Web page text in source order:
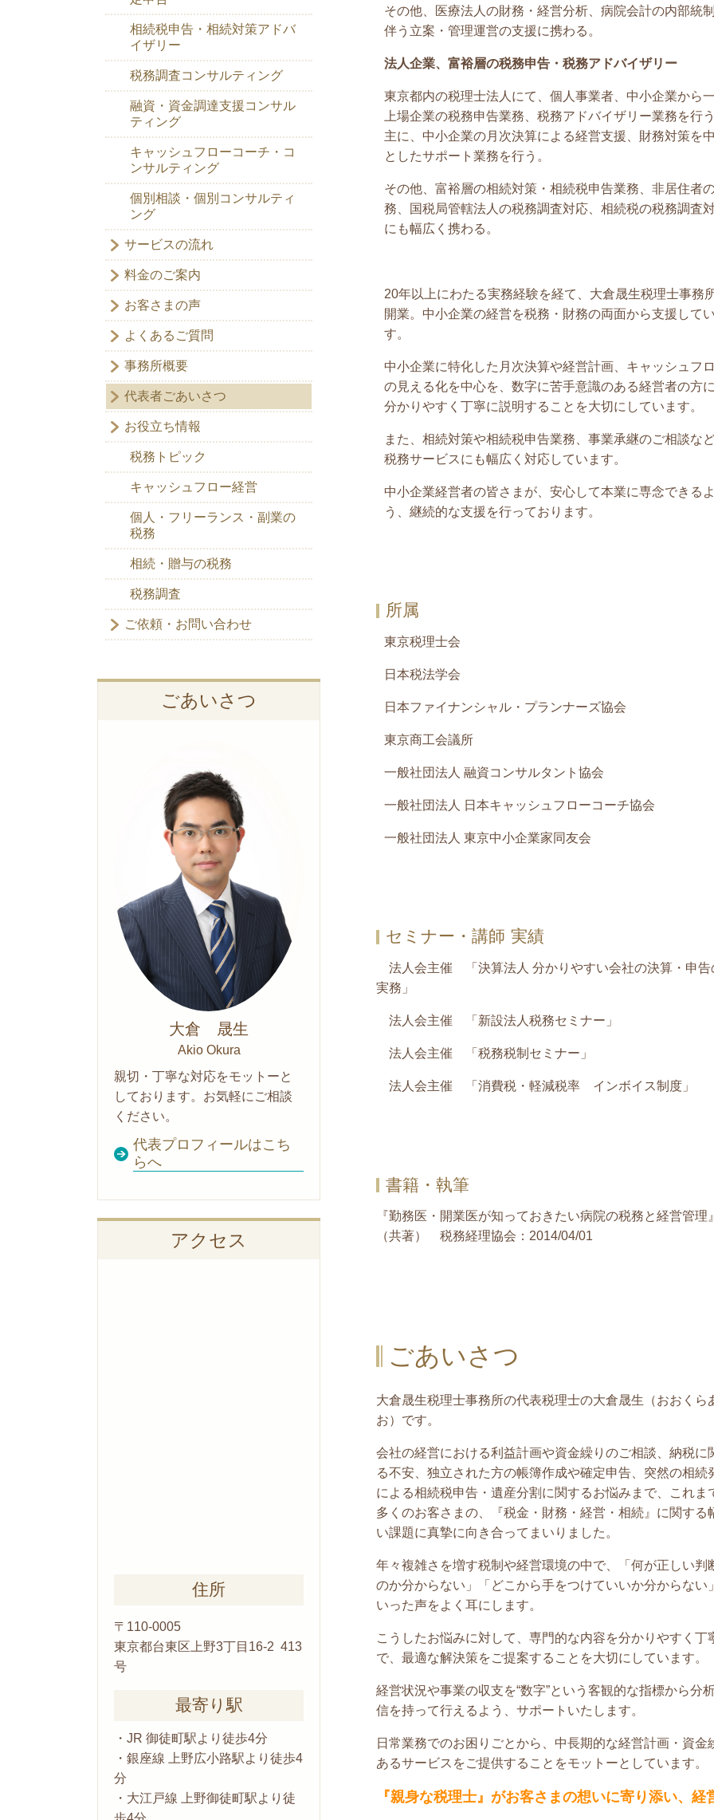
その他、医療法人の財務・経営分析、病院会計の内部統
伴う立案・管理運営の支援に携わる。
法人企業、富裕層の税務申告・税務アドバイザリー
東京都内の税理士法人にて、個人事業者、中小企業から
上場企業の税務申告業務、税務アドバイザリー業務を行
主に、中小企業の月次決算による経営支援、財務対策を
としたサポート業務を行う。
その他、富裕層の相続対策・相続税申告業務、非居住者
務、国税局管轄法人の税務調査対応、相続税の税務調査
にも幅広く携わる。
20年以上にわたる実務経験を経て、大倉晟生税理士事務
開業。中小企業の経営を税務・財務の両面から支援して
す。
中小企業に特化した月次決算や経営計画、キャッシュフ
の見える化を中心を、数字に苦手意識のある経営者の方
分かりやすく丁寧に説明することを大切にしています。
また、相続対策や相続税申告業務、事業承継のご相談な
税務サービスにも幅広く対応しています。
中小企業経営者の皆さまが、安心して本業に専念できる
う、継続的な支援を行っております。
所属
東京税理士会
日本税法学会
日本ファイナンシャル・プランナーズ協会
東京商工会議所
一般社団法人 融資コンサルタント協会
一般社団法人 日本キャッシュフローコーチ協会
一般社団法人 東京中小企業家同友会
セミナー・講師 実績
法人会主催 「決算法人 分かりやすい会社の決算・申告
実務」
法人会主催 「新設法人税務セミナー」
法人会主催 「税務税制セミナー」
法人会主催 「消費税・軽減税率 インボイス制度」
書籍・執筆
『勤務医・開業医が知っておきたい病院の税務と経営管理
（共著） 税務経理協会：2014/04/01
ごあいさつ
大倉晟生税理士事務所の代表税理士の大倉晟生（おおくら
お）です。
会社の経営における利益計画や資金繰りのご相談、納税に
る不安、独立された方の帳簿作成や確定申告、突然の相続
による相続税申告・遺産分割に関するお悩みまで、これま
多くのお客さまの、『税金・財務・経営・相続』に関する
い課題に真摯に向き合ってまいりました。
年々複雑さを増す税制や経営環境の中で、「何が正しい判
のか分からない」「どこから手をつけていいか分からない
いった声をよく耳にします。
こうしたお悩みに対して、専門的な内容を分かりやすく
で、最適な解決策をご提案することを大切にしています。
経営状況や事業の収支を“数字”という客観的な指標から
信を持って行えるよう、サポートいたします。
日常業務でのお困りごとから、中長期的な経営計画・資
あるサービスをご提供することをモットーとしています。
『親身な税理士』がお客さまの想いに寄り添い、
相続税申告・相続対策アドバ
イザリー
税務調査コンサルティング
融資・資金調達支援コンサル
ティング
キャッシュフローコーチ・コ
ンサルティング
個別相談・個別コンサルティ
ング
サービスの流れ
料金のご案内
お客さまの声
よくあるご質問
事務所概要
代表者ごあいさつ
お役立ち情報
税務トピック
キャッシュフロー経営
個人・フリーランス・副業の
税務
相続・贈与の税務
税務調査
ご依頼・お問い合わせ
ごあいさつ
大倉 晟生
Akio Okura
親切・丁寧な対応をモットーと
しております。お気軽にご相談
ください。
代表プロフィールはこち
らへ
アクセス
住所
〒110-0005
東京都台東区上野3丁目16-2 413
号
最寄り駅
・JR 御徒町駅より徒歩4分
・銀座線 上野広小路駅より徒歩4
分
・大江戸線 上野御徒町駅より徒